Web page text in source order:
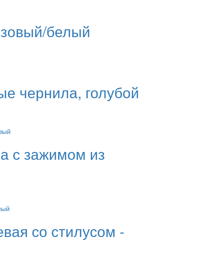
белый
чернила, голубой
с зажимом из
со стилусом -